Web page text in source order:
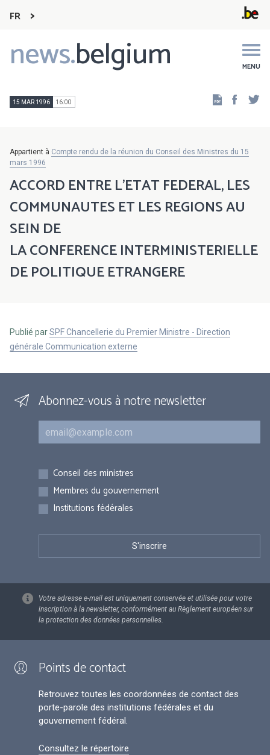
FR
news.belgium MENU
Main
navigation
15 MAR 1996 16:00
Appartient à Compte rendu de la réunion du Conseil des Ministres du 15
mars 1996
ACCORD ENTRE L'ETAT FEDERAL, LES
COMMUNAUTES ET LES REGIONS AU
SEIN DE
LA CONFERENCE INTERMINISTERIELLE
DE POLITIQUE ETRANGERE
Publié parSPF Chancellerie du Premier Ministre - Direction
générale Communication externe
Abonnez-vous à notre newsletter
Courriel
Inscriptions
Conseil des ministres
Membres du gouvernement
Institutions fédérales
Votre adresse e-mail est uniquement conservée et utilisée pour votre
inscription à la newsletter, conformément au Règlement européen sur
la protection des données personnelles.
Points de contact
Retrouvez toutes les coordonnées de contact des
porte-parole des institutions fédérales et du
gouvernement fédéral.
Consultez le répertoire